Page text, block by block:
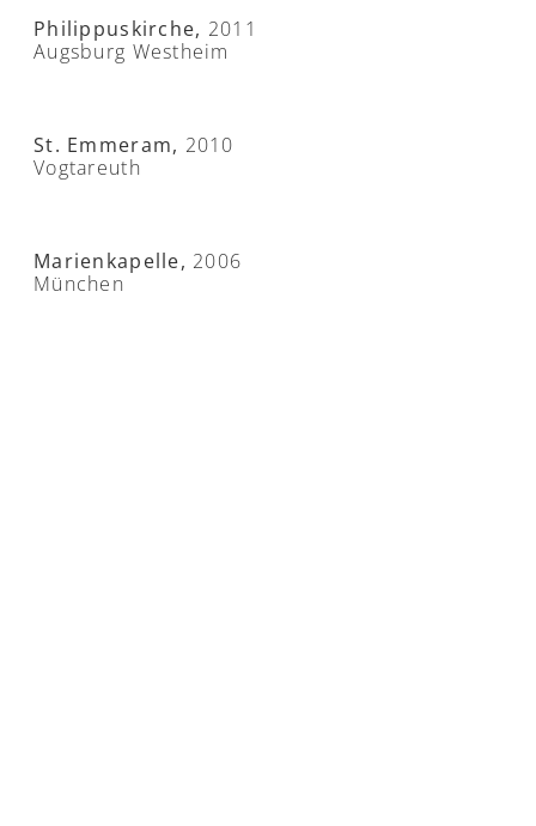
Philippuskirche, 2011
Augsburg Westheim
St. Emmeram, 2010
Vogtareuth
Marienkapelle, 2006
München